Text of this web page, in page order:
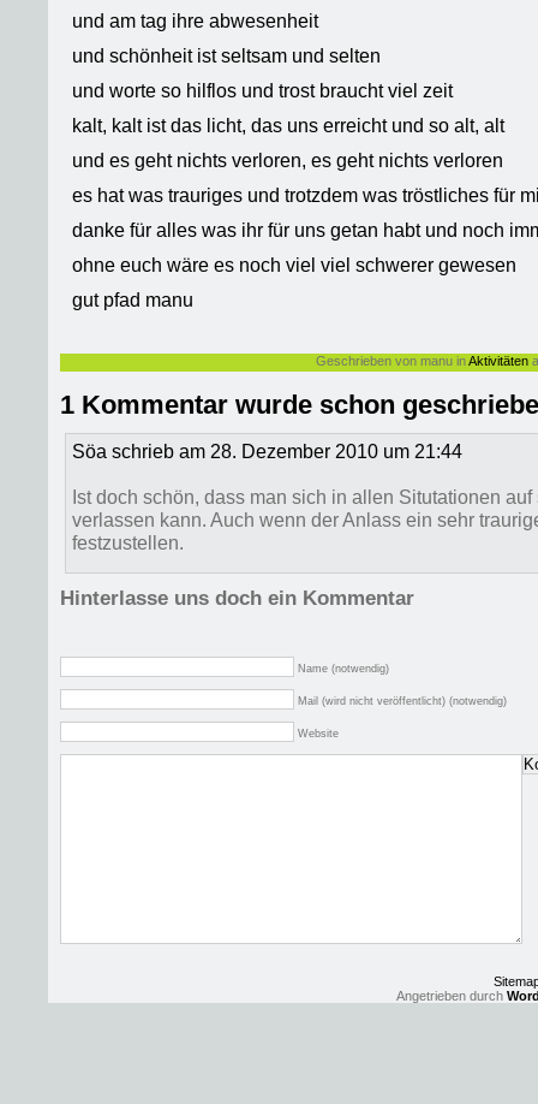
und am tag ihre abwesenheit
und schönheit ist seltsam und selten
und worte so hilflos und trost braucht viel zeit
kalt, kalt ist das licht, das uns erreicht und so alt, alt
und es geht nichts verloren, es geht nichts verloren
es hat was trauriges und trotzdem was tröstliches für
danke für alles was ihr für uns getan habt und noch
ohne euch wäre es noch viel viel schwerer gewesen
gut pfad manu
Geschrieben von manu inAktivitäten
1 Kommentar wurde schon
Söa schrieb am 28. Dezember 2010 um 21:44
Ist doch schön, dass man sich in allen Situtationen
verlassen kann. Auch wenn der Anlass ein sehr
festzustellen.
Hinterlasse uns doch ein Kommentar
Name (notwendig)
Mail (wird nicht veröffentlicht) (notwendig)
Website
Angetrieben durch